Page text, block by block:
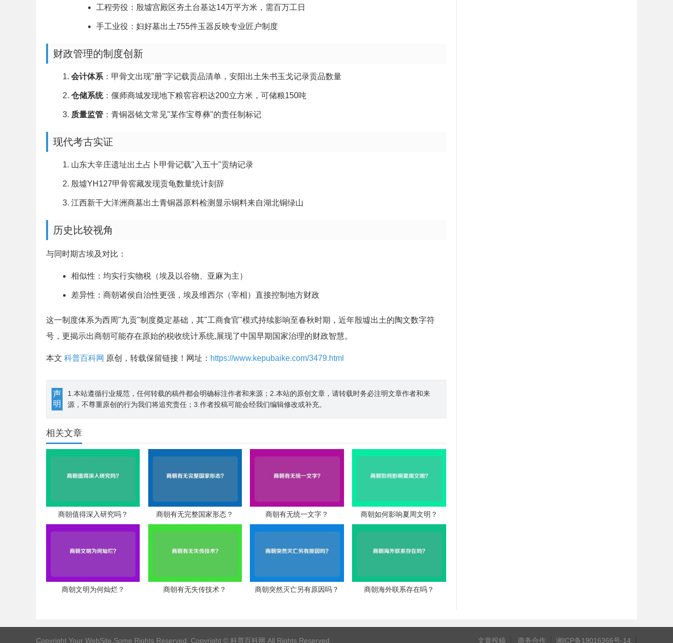
工程劳役：殷墟宫殿区夯土台基达14万平方米，需百万工日
手工业役：妇好墓出土755件玉器反映专业匠户制度
财政管理的制度创新
会计体系 ：甲骨文出现"册"字记载贡品清单，安阳出土朱书玉戈记录贡品数量
仓储系统：偃师商城发现地下粮窖容积达200立方米，可储粮150吨
质量监管 ：青铜器铭文常见"某作宝尊彝"的责任制标记
现代考古实证
山东大辛庄遗址出土占卜甲骨记载"入五十"贡纳记录
殷墟YH127甲骨窖藏发现贡龟数量统计刻辞
江西新干大洋洲商墓出土青铜器原料检测显示铜料来自湖北铜绿山
历史比较视角
与同时期古埃及对比：
相似性：均实行实物税（埃及以谷物、亚麻为主）
差异性：商朝诸侯自治性更强，埃及维西尔（宰相）直接控制地方财政
这一制度体系为西周"九贡"制度奠定基础，其"工商食官"模式持续影响至春秋时期，近年殷墟出土的陶文数字符
号，更揭示出商朝可能存在原始的税收统计系统,展现了中国早期国家治理的财政智慧。
本文 科普百科网 原创，转载保留链接！网址： https://www.kepubaike.com/3479.html
声
明
1.本站遵循行业规范，任何转载的稿件都会明确标注作者和来源；2.本站的原创文章，请转载时务必注明文章作者和来
源，不尊重原创的行为我们将追究责任；3.作者投稿可能会经我们编辑修改或补充。
相关文章
商朝值得深入研究吗？ 商朝有无完整国家形态？ 商朝有无统一文字？ 商朝如何影响夏周文明？
商朝文明为何灿烂？ 商朝有无失传技术？ 商朝突然灭亡另有原因吗？ 商朝海外联系存在吗？
文章投稿 商务合作 湘ICP备19016366号-14
Copyright Your WebSite.Some Rights Reserved. Copyright © 科普百科网 All Rights Reserved.